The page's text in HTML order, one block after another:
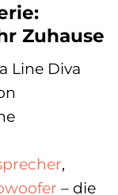
Zuhause
Line Diva
,
– die